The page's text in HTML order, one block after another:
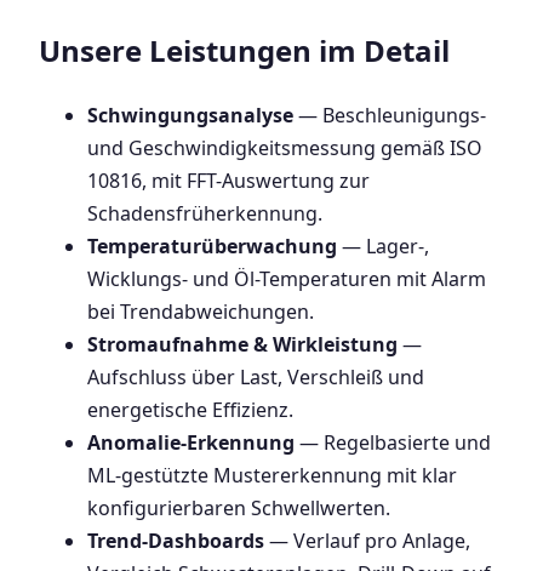
Unsere Leistungen im Detail
Schwingungsanalyse— Beschleunigungs-
und Geschwindigkeitsmessung gemäß ISO
10816, mit FFT-Auswertung zur
Schadensfrüherkennung.
Temperaturüberwachung — Lager-,
Wicklungs- und Öl-Temperaturen mit Alarm
bei Trendabweichungen.
Stromaufnahme & Wirkleistung —
Aufschluss über Last, Verschleiß und
energetische Effizienz.
Anomalie-Erkennung — Regelbasierte und
ML-gestützte Mustererkennung mit klar
konfigurierbaren Schwellwerten.
Trend-Dashboards— Verlauf pro Anlage,